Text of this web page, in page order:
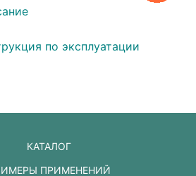
по эксплуатации
КАТАЛОГ
ПРИМЕНЕНИЙ